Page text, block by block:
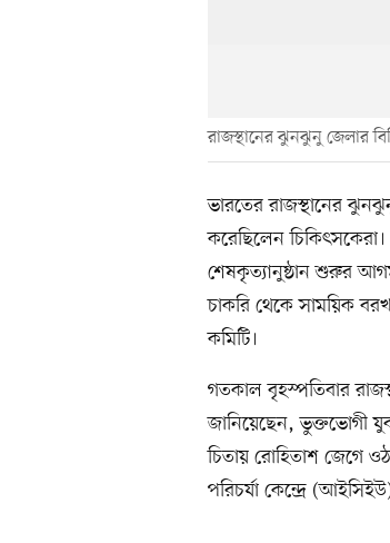
রাজস্থানের ঝুনঝুনু জেলার
ভারতের রাজস্থানের
করেছিলেন
শেষকৃত্যানুষ্ঠান শুরুর
চাকরি থেকে সাময়িক
কমিটি।
গতকাল বৃহস্পতিবার
জানিয়েছেন, ভুক্তভোগী
চিতায় রোহিতাশ জেগে
পরিচর্যা কেন্দ্রে